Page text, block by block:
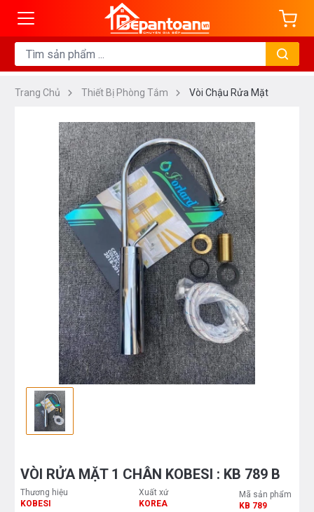
Trang Chủ Thiết Bị Phòng Tắm Vòi Chậu Rửa Mặt
VÒI RỬA MẶT 1 CHÂN KOBESI : KB 789 B
Thương hiệu
KOBESI
Xuất xứ
KOREA
Mã sản phẩm
KB 789